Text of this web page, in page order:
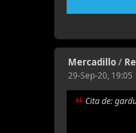
Mercadillo/
29-Sep-20, 19:05
Cita de: